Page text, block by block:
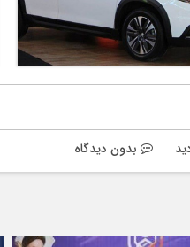
بدون دیدگاه